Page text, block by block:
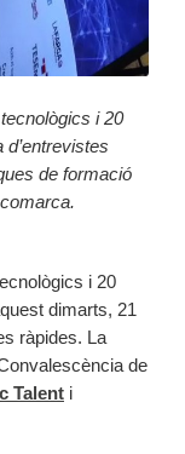
i 20
de formació
i 20
dimarts, 21
ràpides. La
de
Talent i